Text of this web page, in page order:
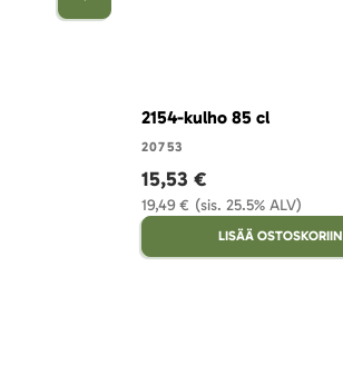
2154-kulho 85 cl
20753
(sis. 25.5% ALV)
19,49 €
15,53 €
LISÄÄ OSTOSKORIIN